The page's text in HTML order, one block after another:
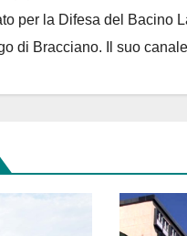
per la Difesa del Bacino
di Bracciano. Il suo